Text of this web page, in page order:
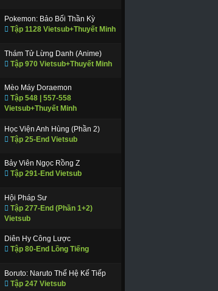
Pokemon: Bảo Bối Thần Kỳ
Tập 1128 Vietsub+Thuyết Minh
Thám Tử Lừng Danh (Anime)
Tập 970 Vietsub+Thuyết Minh
Mèo Máy Doraemon
Tập 548 | 557-558
Vietsub+Thuyết Minh
Học Viện Anh Hùng (Phần 2)
Tập 25-End Vietsub
Bảy Viên Ngọc Rồng Z
Tập 291-End Vietsub
Hội Pháp Sư
Tập 277-End (Phần 1+2)
Vietsub
Diên Hy Công Lược
Tập 80-End Lồng Tiếng
Boruto: Naruto Thế Hệ Kế Tiếp
Tập 247 Vietsub